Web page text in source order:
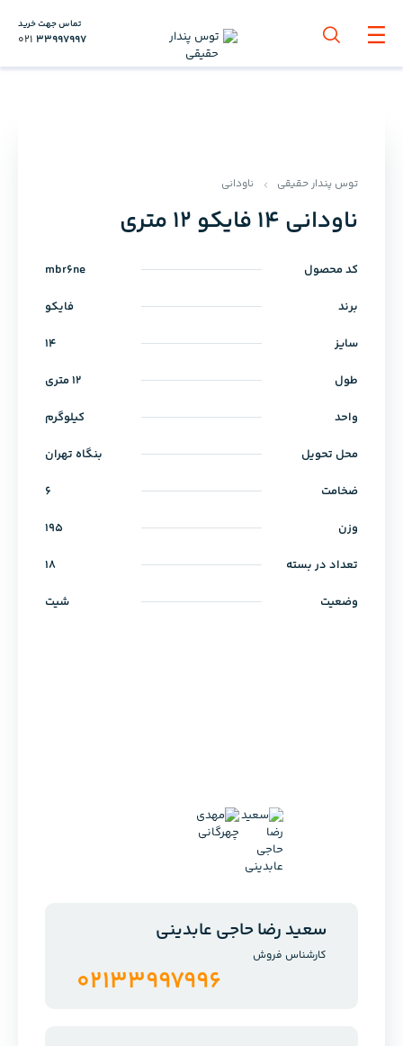
تماس جهت خرید
021 33997997
توس پندار حقیقی ناودانی
ناودانی 14 فایکو 12 متری
کد محصول mbr6ne
برند فایکو
سایز 14
طول 12 متری
واحد کیلوگرم
محل تحویل بنگاه تهران
ضخامت 6
وزن 195
تعداد در بسته 18
وضعیت شیت
سعید رضا حاجی عابدینی
کارشناس فروش
02133997996